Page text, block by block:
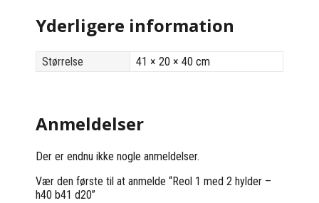
Yderligere information
Størrelse 41 × 20 × 40 cm
Anmeldelser
Der er endnu ikke nogle anmeldelser.
Vær den første til at anmelde “Reol 1 med 2 hylder –
h40 b41 d20”